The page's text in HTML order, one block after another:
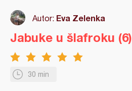
Autor: Eva Zelenka
30 min
Jabuke u šlafroku (6)